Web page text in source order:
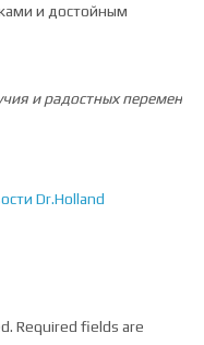
и достойным
и радостных перемен
Dr.Holland
Required fields are